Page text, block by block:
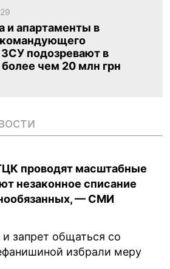
и апартаменты в
подозревают в
чем 20 млн грн
проводят масштабные
незаконное списание
— СМИ
запрет общаться со
избрали меру